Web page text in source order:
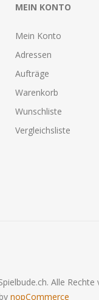
MEIN KONTO
Mein Konto
Adressen
Aufträge
Warenkorb
Wunschliste
Vergleichsliste
Alle Rechte
nopCommerce